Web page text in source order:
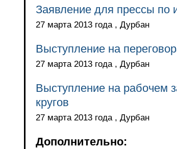
Заявление для прессы
27 марта 2013 года , Дурбан
Выступление на
27 марта 2013 года , Дурбан
Выступление на рабочем
кругов
27 марта 2013 года , Дурбан
Дополнительно: